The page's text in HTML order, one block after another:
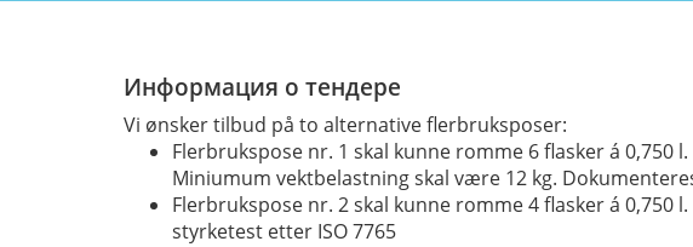
Информация о тендере
Vi ønsker tilbud på to alternative flerbruksposer:
Flerbrukspose nr. 1 skal kunne romme 6 flasker á 0,750 l.
Miniumum vektbelastning skal være 12 kg.
Flerbrukspose nr. 2 skal kunne romme 4 flasker á
styrketest etter ISO 7765